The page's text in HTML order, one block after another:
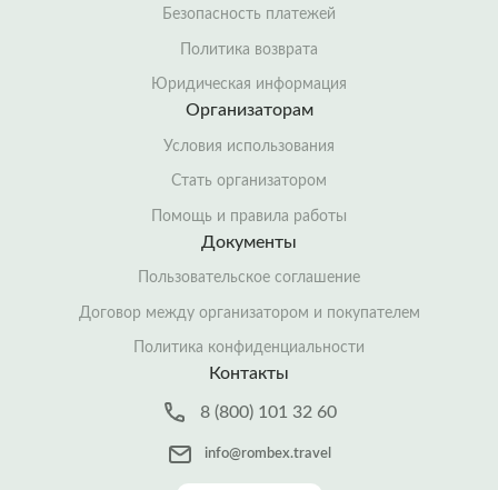
Безопасность платежей
Политика возврата
Юридическая информация
Организаторам
Условия использования
Стать организатором
Помощь и правила работы
Документы
Пользовательское соглашение
Договор между организатором и покупателем
Политика конфиденциальности
Контакты
8 (800) 101 32 60
info@rombex.travel